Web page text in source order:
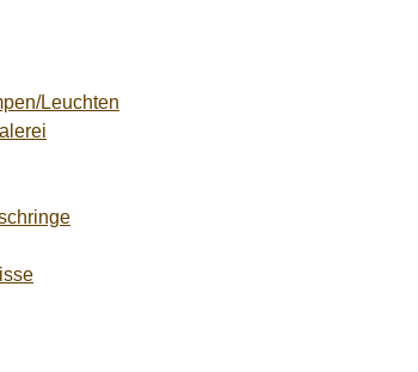
Leuchten